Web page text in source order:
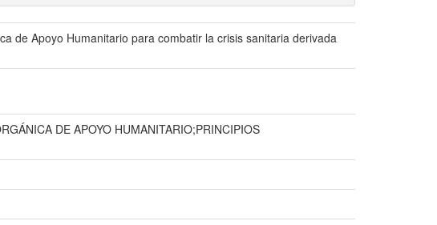
de Apoyo Humanitario para combatir la crisis sanitaria derivada
DE APOYO HUMANITARIO;PRINCIPIOS